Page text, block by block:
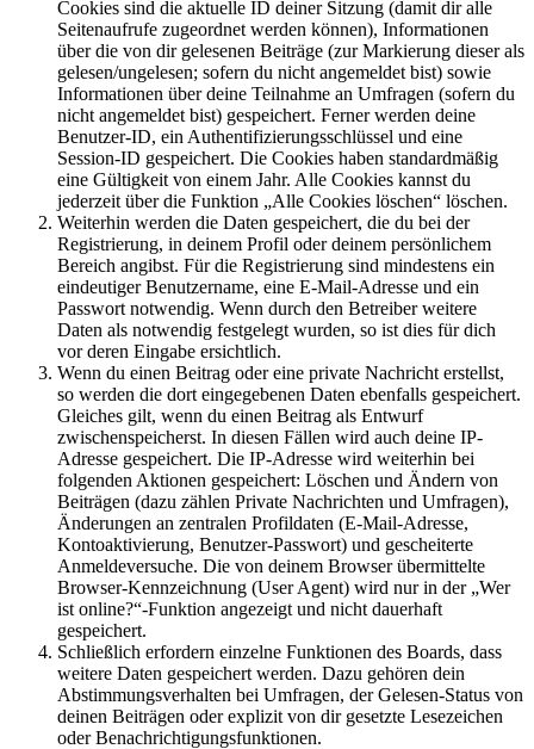
Cookies sind die aktuelle ID deiner Sitzung (damit dir alle
Seitenaufrufe zugeordnet werden können), Informationen
über die von dir gelesenen Beiträge (zur Markierung dieser als
gelesen/ungelesen; sofern du nicht angemeldet bist) sowie
Informationen über deine Teilnahme an Umfragen (sofern du
nicht angemeldet bist) gespeichert. Ferner werden deine
Benutzer-ID, ein Authentifizierungsschlüssel und eine
Session-ID gespeichert. Die Cookies haben standardmäßig
eine Gültigkeit von einem Jahr. Alle Cookies kannst du
jederzeit über die Funktion „Alle Cookies löschen“ löschen.
Weiterhin werden die Daten gespeichert, die du bei der
Registrierung, in deinem Profil oder deinem persönlichem
Bereich angibst. Für die Registrierung sind mindestens ein
eindeutiger Benutzername, eine E-Mail-Adresse und ein
Passwort notwendig. Wenn durch den Betreiber weitere
Daten als notwendig festgelegt wurden, so ist dies für dich
vor deren Eingabe ersichtlich.
Wenn du einen Beitrag oder eine private Nachricht erstellst,
so werden die dort eingegebenen Daten ebenfalls gespeichert.
Gleiches gilt, wenn du einen Beitrag als Entwurf
zwischenspeicherst. In diesen Fällen wird auch deine IP-
Adresse gespeichert. Die IP-Adresse wird weiterhin bei
folgenden Aktionen gespeichert: Löschen und Ändern von
Beiträgen (dazu zählen Private Nachrichten und Umfragen),
Änderungen an zentralen Profildaten (E-Mail-Adresse,
Kontoaktivierung, Benutzer-Passwort) und gescheiterte
Anmeldeversuche. Die von deinem Browser übermittelte
Browser-Kennzeichnung (User Agent) wird nur in der „Wer
ist online?“-Funktion angezeigt und nicht dauerhaft
gespeichert.
Schließlich erfordern einzelne Funktionen des Boards, dass
weitere Daten gespeichert werden. Dazu gehören dein
Abstimmungsverhalten bei Umfragen, der Gelesen-Status von
deinen Beiträgen oder explizit von dir gesetzte Lesezeichen
oder Benachrichtigungsfunktionen.